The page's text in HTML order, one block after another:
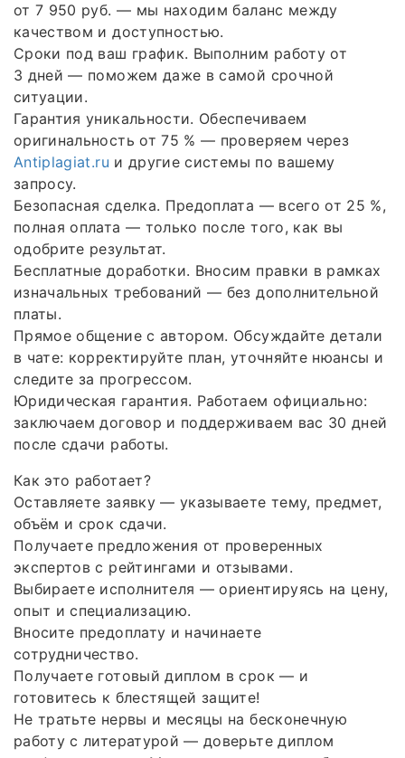
от 7 950 руб. — мы находим баланс между
качеством и доступностью.
Сроки под ваш график. Выполним работу от
3 дней — поможем даже в самой срочной
ситуации.
Гарантия уникальности. Обеспечиваем
оригинальность от 75 % — проверяем через
Antiplagiat.ru и другие системы по вашему
запросу.
Безопасная сделка. Предоплата — всего от 25 %,
полная оплата — только после того, как вы
одобрите результат.
Бесплатные доработки. Вносим правки в рамках
изначальных требований — без дополнительной
платы.
Прямое общение с автором. Обсуждайте детали
в чате: корректируйте план, уточняйте нюансы и
следите за прогрессом.
Юридическая гарантия. Работаем официально:
заключаем договор и поддерживаем вас 30 дней
после сдачи работы.
Как это работает?
Оставляете заявку — указываете тему, предмет,
объём и срок сдачи.
Получаете предложения от проверенных
экспертов с рейтингами и отзывами.
Выбираете исполнителя — ориентируясь на цену,
опыт и специализацию.
Вносите предоплату и начинаете
сотрудничество.
Получаете готовый диплом в срок — и
готовитесь к блестящей защите!
Не тратьте нервы и месяцы на бесконечную
работу с литературой — доверьте диплом